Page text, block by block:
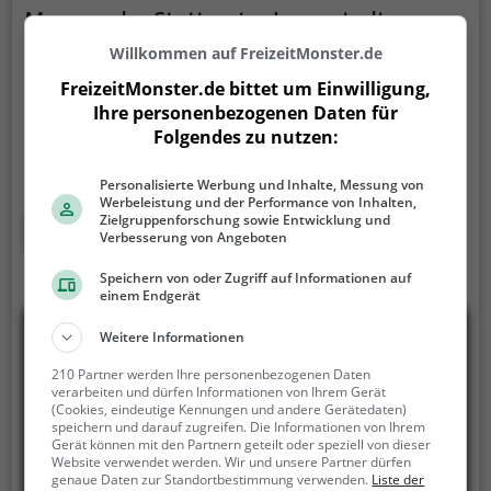
Museen der Stuttgarter Innenstadt
Willy-Brandt-Straße 25, 70173 Stuttgart
Die Tour Museen der Stuttgarter Innenstadt ist eine
kostenlose Stadttour in Stuttgart. Lerne Stuttgart
auf eine völlig neue Art kennen.Spielerisch folgst du
der Routenführung und den Anweisungen auf
deinem Smartphone und lernst viele spannende
Ecken von Stuttgart kennen.
Mehr erfahren
Willkommen auf FreizeitMonster.de
FreizeitMonster.de bittet um Einwilligung,
Ihre personenbezogenen Daten für
Folgendes zu nutzen:
Personalisierte Werbung und Inhalte, Messung von
Werbeleistung und der Performance von Inhalten,
Zielgruppenforschung sowie Entwicklung und
Verbesserung von Angeboten
Speichern von oder Zugriff auf Informationen auf
einem Endgerät
Weitere Informationen
210 Partner werden Ihre personenbezogenen Daten
verarbeiten und dürfen Informationen von Ihrem Gerät
(Cookies, eindeutige Kennungen und andere Gerätedaten)
speichern und darauf zugreifen. Die Informationen von Ihrem
Gerät können mit den Partnern geteilt oder speziell von dieser
Website verwendet werden. Wir und unsere Partner dürfen
genaue Daten zur Standortbestimmung verwenden. Liste der